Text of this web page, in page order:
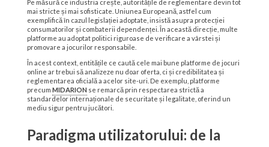
Pe măsură ce industria crește, autoritățile de reglementare devin tot
mai stricte și mai sofisticate. Uniunea Europeană, astfel cum
exemplifică în cazul legislației adoptate, insistă asupra protecției
consumatorilor și combaterii dependenței. În această direcție, multe
platforme au adoptat politici riguroase de verificare a vârstei și
promovare a jocurilor responsabile.
În acest context, entitățile ce caută cele mai bune platforme de jocuri
online ar trebui să analizeze nu doar oferta, ci și credibilitatea și
reglementarea oficială a acelor site-uri. De exemplu, platforme
precum MIDARION se remarcă prin respectarea strictă a
standardelor internaționale de securitate și legalitate, oferind un
mediu sigur pentru jucători.
Paradigma utilizatorului: de la